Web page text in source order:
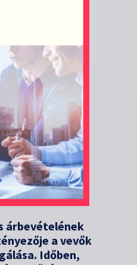
árbevételének
a vevők
Időben,